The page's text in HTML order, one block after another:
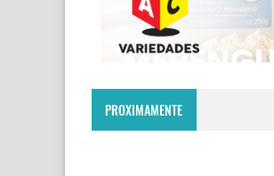
PROXIMAMENTE